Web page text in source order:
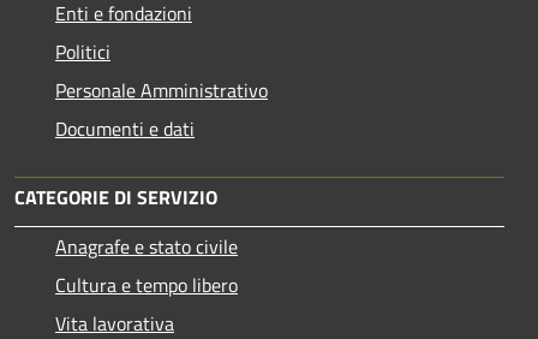
Enti e fondazioni
Politici
Personale Amministrativo
Documenti e dati
CATEGORIE DI SERVIZIO
Anagrafe e stato civile
Cultura e tempo libero
Vita lavorativa